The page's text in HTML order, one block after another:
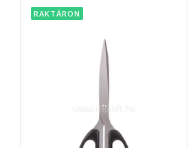
RAKTÁRON